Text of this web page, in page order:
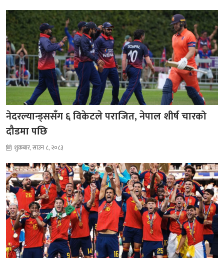
नेदरल्यान्ड्ससँग ६ विकेटले पराजित, नेपाल शीर्ष चारको
दौडमा पछि
शुक्रबार, साउन ८, २०८३